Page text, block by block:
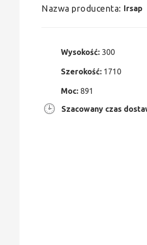
Nazwa producenta: Irsap
Wysokość: 300
Szerokość: 1710
Moc: 891
Szacowany czas